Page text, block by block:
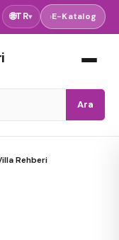
🌐TR▾ ›E-Katalog
Ara
Rehberi